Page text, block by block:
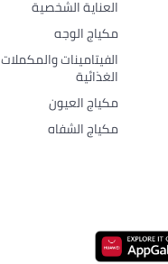
العناية الشخصية
مكياج الوجه
الفيتامينات والمكملات
الغذائية
مكياج العيون
مكياج الشفاه